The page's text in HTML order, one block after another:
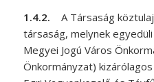
1.4.2.
A Társaság
társaság, melynek
Megyei Jogú Város
Önkormányzat)